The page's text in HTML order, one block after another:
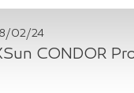
02/24
CONDOR